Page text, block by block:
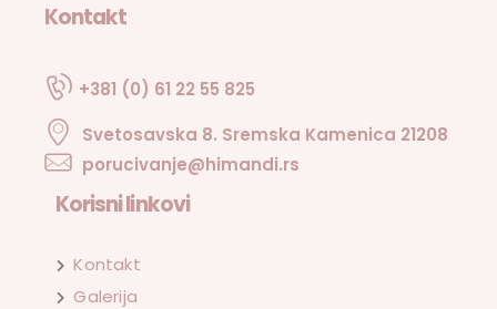
Kontakt
+381 (0) 61 22 55 825
Svetosavska 8. Sremska Kamenica 21208
porucivanje@himandi.rs
Korisni linkovi
Kontakt
Galerija